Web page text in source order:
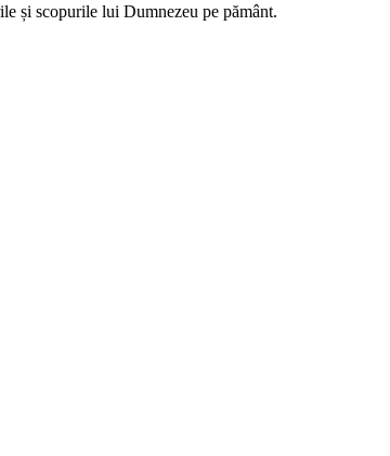
și scopurile lui Dumnezeu pe pământ.